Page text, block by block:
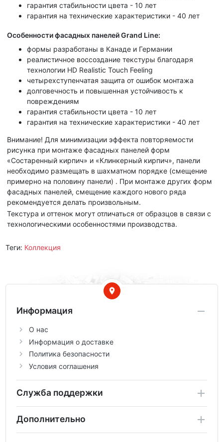
гарантия стабильности цвета - 10 лет
гарантия на технические характеристики - 40 лет
Особенности фасадных панелей Grand Line:
формы разработаны в Канаде и Германии
реалистичное воссоздание текстуры благодаря
технологии HD Realistic Touch Feeling
четырехступенчатая защита от ошибок монтажа
долговечность и повышенная устойчивость к
повреждениям
гарантия стабильности цвета - 10 лет
гарантия на технические характеристики - 40 лет
Внимание! Для минимизации эффекта повторяемости
рисунка при монтаже фасадных панелей форм
«Состаренный кирпич» и «Клинкерный кирпич», панели
необходимо размещать в шахматном порядке (смещение
примерно на половину панели) . При монтаже других форм
фасадных панелей, смещение каждого нового ряда
рекомендуется делать произвольным.
Текстура и оттенок могут отличаться от образцов в связи с
технологическими особенностями производства.
Теги: Коллекция
Информация
О нас
Информация о доставке
Политика безопасности
Условия соглашения
Служба поддержки
Дополнительно